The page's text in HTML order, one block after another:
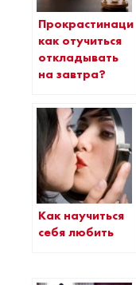
Прокрастинация:
как отучиться
откладывать
на завтра?
Как научиться
себя любить